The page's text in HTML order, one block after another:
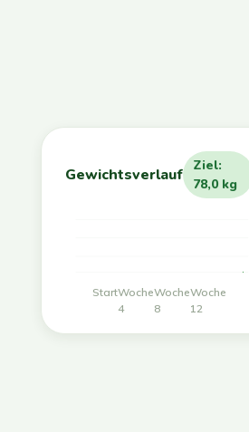
Gewichtsverlauf
Ziel:
78,0 kg
StartWoche
4
Woche
8
Woche
12